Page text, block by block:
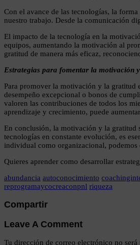
Con el avance de las tecnologías, la
nuestro trabajo. Desde la comunicación
El impacto de la tecnología en la
equipos, aumentando la motivación al
gratitud de manera más eficaz,
Estrategias para fomentar la motivación
Para promover la motivación y la gratitud
desempeño excepcional o bonos de
valoren las contribuciones de todos los
aprendizaje y crecimiento, puede
En conclusión, la motivación y la gratitud
tecnologías en constante evolución, es
individual como organizacional,
Quieres aprender como desarrollar
abundancia autoconocimiento
reprogramaycocreaconpnl riqueza
Compartir
Leave A Comment
Tu dirección de correo electrónico no será